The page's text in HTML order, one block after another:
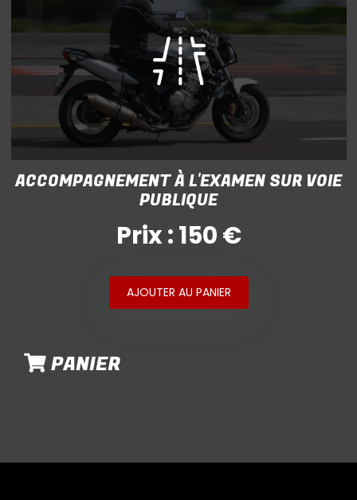
ACCOMPAGNEMENT À L'EXAMEN SUR VOIE
PUBLIQUE
Prix : 150 €
AJOUTER AU PANIER
PANIER